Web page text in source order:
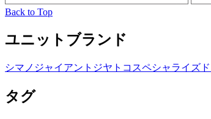
Back to Top
ユニットブランド
シマノ ジャイアント ジヤトコ スペシャライズド
タグ